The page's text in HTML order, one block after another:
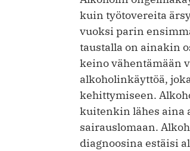
kuin työtovereita
vuoksi parin
taustalla on ainakin
keino vähentämään
alkoholinkäyttöä,
kehittymiseen.
kuitenkin lähes aina
sairauslomaan.
diagnoosina estäisi